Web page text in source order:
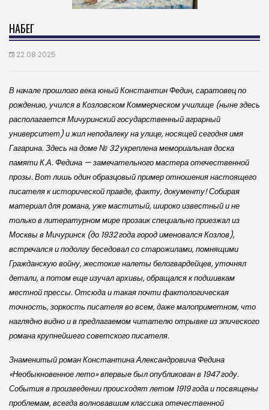
НАБЕГ
22.08.2025
В начале прошлого века юный Константин Федин, саратовец по
рождению, учился в Козловском Коммерческом училище (ныне здесь
располагается Мичуринский государственный аграрный
университет) и жил неподалеку на улице, носящей сегодня имя
Гагарина. Здесь на доме № 32 укреплена мемориальная доска
памяти К.А. Федина — замечательного мастера отечественной
прозы. Вот лишь один образцовый пример отношения настоящего
писателя к исторической правде, факту, документу! Собирая
материал для романа, уже маститый, широко известный и не
только в литературном мире прозаик специально приезжал из
Москвы в Мичуринск (до 1932 года город именовался Козлов),
встречался и подолгу беседовал со старожилами, помнящими
Гражданскую войну, жестокие налеты белогвардейцев, уточнял
детали, а потом еще изучал архивы, обращался к подшивкам
местной прессы. Отсюда и такая почти фактологическая
точность, зоркость писателя во всем, даже малоприметном, что
наглядно видно и в предлагаемом читателю отрывке из эпического
романа крупнейшего советского писателя.
Знаменитый роман Константина Александровича Федина
«Необыкновенное лето» впервые был опубликован в 1947 году.
События в произведении происходят летом 1919 года и посвящены
проблемам, всегда волновавшим классика отечественной